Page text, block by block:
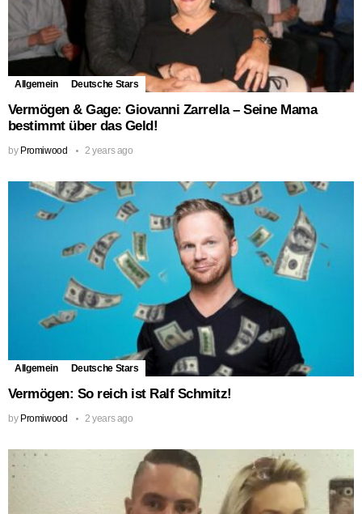
Allgemein Deutsche Stars
Vermögen & Gage: Giovanni Zarrella – Seine Mama
bestimmt über das Geld!
by Promiwood 2 years ago
Allgemein Deutsche Stars
Vermögen: So reich ist Ralf Schmitz!
by Promiwood 2 years ago